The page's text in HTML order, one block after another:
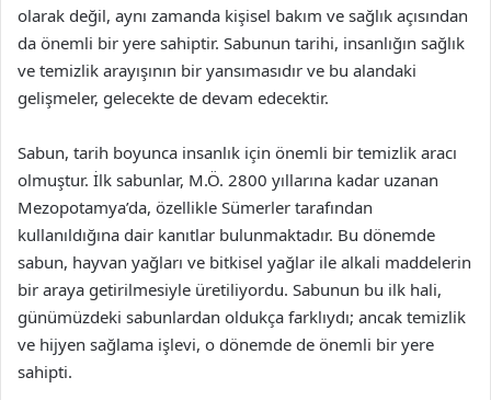
olarak değil, aynı zamanda kişisel bakım ve sağlık açısından
da önemli bir yere sahiptir. Sabunun tarihi, insanlığın sağlık
ve temizlik arayışının bir yansımasıdır ve bu alandaki
gelişmeler, gelecekte de devam edecektir.
Sabun, tarih boyunca insanlık için önemli bir temizlik aracı
olmuştur. İlk sabunlar, M.Ö. 2800 yıllarına kadar uzanan
Mezopotamya’da, özellikle Sümerler tarafından
kullanıldığına dair kanıtlar bulunmaktadır. Bu dönemde
sabun, hayvan yağları ve bitkisel yağlar ile alkali maddelerin
bir araya getirilmesiyle üretiliyordu. Sabunun bu ilk hali,
günümüzdeki sabunlardan oldukça farklıydı; ancak temizlik
ve hijyen sağlama işlevi, o dönemde de önemli bir yere
sahipti.